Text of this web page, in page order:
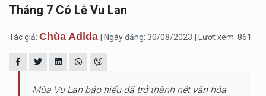
Tháng 7 Có Lễ Vu Lan
Tác giả: Chùa Adida | Ngày đăng: 30/08/2023 | Lượt xem: 861
Mùa Vu Lan báo hiếu đã trở thành nét văn hóa